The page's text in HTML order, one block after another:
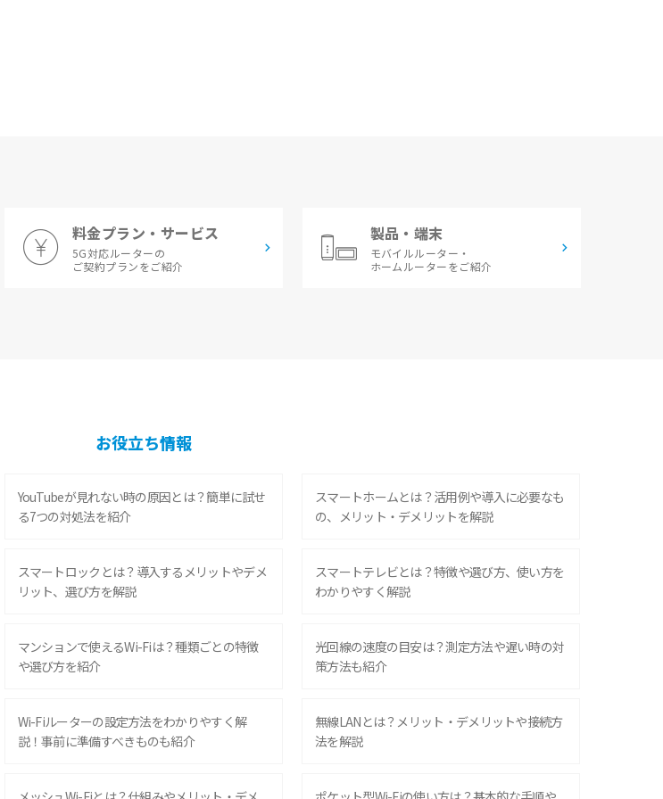
料金プラン・サービス
5G対応ルーターの
ご契約プランをご紹介
製品・端末
モバイルルーター・
ホームルーターをご紹介
お役立ち情報
YouTubeが見れない時の原因とは？簡単に試せ
る7つの対処法を紹介
スマートホームとは？活用例や導入に必要なも
の、メリット・デメリットを解説
スマートロックとは？導入するメリットやデメ
リット、選び方を解説
スマートテレビとは？特徴や選び方、使い方を
わかりやすく解説
マンションで使えるWi-Fiは？種類ごとの特徴
や選び方を紹介
光回線の速度の目安は？測定方法や遅い時の対
策方法も紹介
Wi-Fiルーターの設定方法をわかりやすく解
説！事前に準備すべきものも紹介
無線LANとは？メリット・デメリットや接続方
法を解説